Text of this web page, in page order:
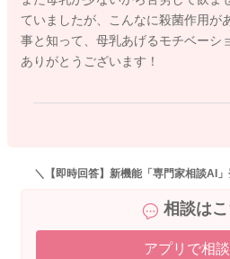
ていましたが、こんなに殺菌作用が
事と知って、母乳あげるモチベーシ
ありがとうございます！
＼【即時回答】新機能「専門家相談AI
相談は
アプリで相